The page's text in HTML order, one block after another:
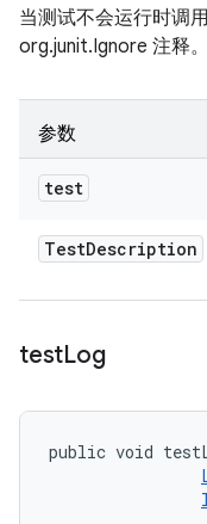
当测试不会运行时调
org.junit.Ignore 注释。
参数
test
TestDescription
testLog
public void